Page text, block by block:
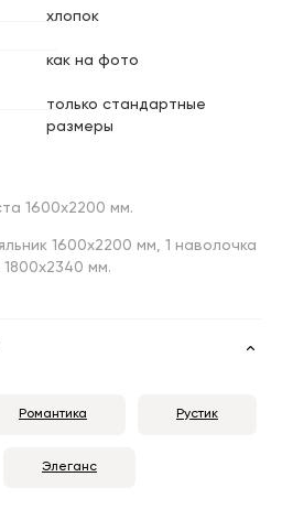
хлопок
как на фото
только стандартные
размеры
1600х2200 мм.
1600х2200 мм, 1 наволочка
мм.
Романтика Рустик
Элеганс